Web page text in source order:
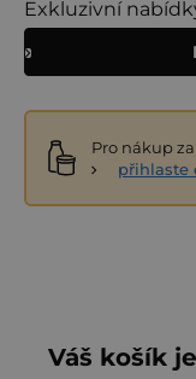
Exkluzivní
Pro nákup
přihlaste
Váš košík